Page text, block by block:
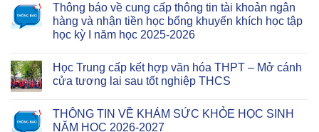
Thông báo về cung cấp thông tin tài khoản ngân
hàng và nhận tiền học bổng khuyến khích học tập
học kỳ I năm học 2025-2026
Học Trung cấp kết hợp văn hóa THPT – Mở cánh
cửa tương lai sau tốt nghiệp THCS
THÔNG TIN VỀ KHÁM SỨC KHỎE HỌC SINH
NĂM HỌC 2026-2027